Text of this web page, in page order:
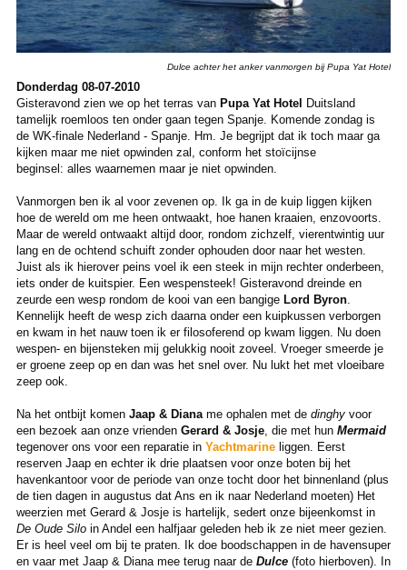
Dulce achter het anker vanmorgen bij Pupa Yat Hotel
Donderdag 08-07-2010
Gisteravond zien we op het terras van Pupa Yat Hotel
Duitsland
tamelijk roemloos ten onder gaan tegen Spanje. Komende zondag is
de WK-finale Nederland - Spanje. Hm. Je begrijpt dat ik toch maar ga
kijken maar me niet opwinden zal, conform het stoïcijnse
beginsel: alles waarnemen maar je niet opwinden.
Vanmorgen ben ik al voor zevenen op. Ik ga in de kuip liggen kijken
hoe de wereld om me heen ontwaakt, hoe hanen kraaien, enzovoorts.
Maar de wereld ontwaakt altijd door, rondom zichzelf, vierentwintig uur
lang en de ochtend schuift zonder ophouden door naar het westen.
Juist als ik hierover peins voel ik een steek in mijn rechter onderbeen,
iets onder de kuitspier. Een wespensteek! Gisteravond dreinde en
zeurde een wesp rondom de kooi van een bangige Lord Byron.
Kennelijk heeft de wesp zich daarna onder een kuipkussen verborgen
en kwam in het nauw toen ik er filosoferend op kwam liggen. Nu doen
wespen- en bijensteken mij gelukkig nooit zoveel. Vroeger smeerde je
er groene zeep op en dan was het snel over. Nu lukt het met vloeibare
zeep ook.
Na het ontbijt komen Jaap & Diana me ophalen met de dinghyvoor
een bezoek aan onze vrienden Gerard & Josje, die met hun Mermaid
tegenover ons voor een reparatie in Yachtmarineliggen. Eerst
reserven Jaap en echter ik drie plaatsen voor onze boten bij het
havenkantoor voor de periode van onze tocht door het binnenland (plus
de tien dagen in augustus dat Ans en ik naar Nederland moeten) Het
weerzien met Gerard & Josje is hartelijk, sedert onze bijeenkomst in
De Oude Silo in Andel een halfjaar geleden heb ik ze niet meer gezien.
Er is heel veel om bij te praten. Ik doe boodschappen in de havensuper
en vaar met Jaap & Diana mee terug naar de Dulce(foto hierboven). In